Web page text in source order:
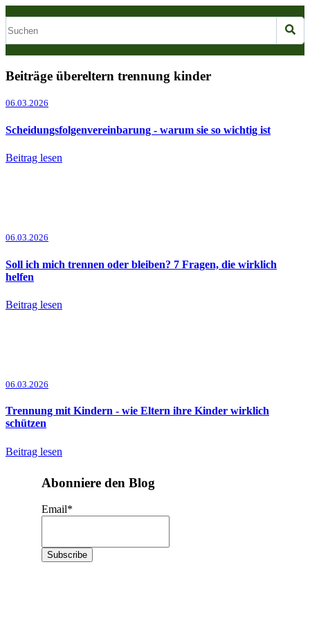
Beiträge übereltern trennung kinder
06.03.2026
Scheidungsfolgenvereinbarung - warum sie so wichtig ist
Beitrag lesen
06.03.2026
Soll ich mich trennen oder bleiben? 7 Fragen, die wirklich
helfen
Beitrag lesen
06.03.2026
Trennung mit Kindern - wie Eltern ihre Kinder wirklich
schützen
Beitrag lesen
Abonniere den Blog
Email*